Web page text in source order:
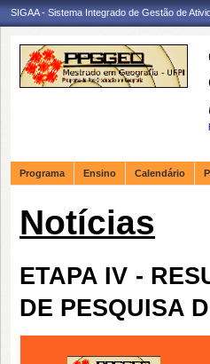
SIGAA - Sistema Integrado de Gestão de
Programa Ensino Calendário
Notícias
ETAPA IV -
DE PESQUISA